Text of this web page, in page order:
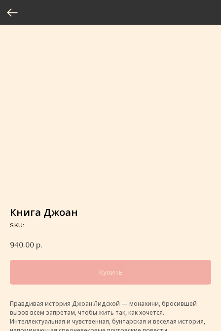
Книга Джоан
SKU:
940,00 р.
Купить
Правдивая история Джоан Лидской — монахини, бросившей
вызов всем запретам, чтобы жить так, как хочется.
Интеллектуальная и чувственная, бунтарская и веселая история,